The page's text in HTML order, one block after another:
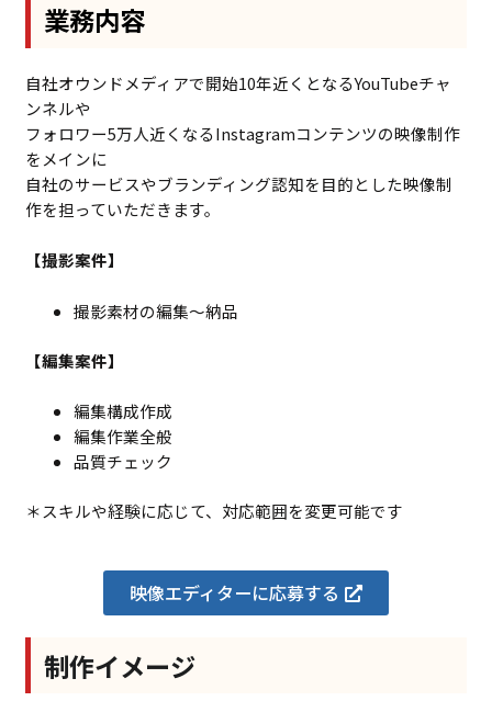
業務内容
自社オウンドメディアで開始10年近くとなるYouTubeチャ
ンネルや
フォロワー5万人近くなるInstagramコンテンツの映像制作
をメインに
自社のサービスやブランディング認知を目的とした映像制
作を担っていただきます。
【撮影案件】
撮影素材の編集〜納品
【編集案件】
編集構成作成
編集作業全般
品質チェック
＊スキルや経験に応じて、対応範囲を変更可能です
映像エディターに応募する
制作イメージ